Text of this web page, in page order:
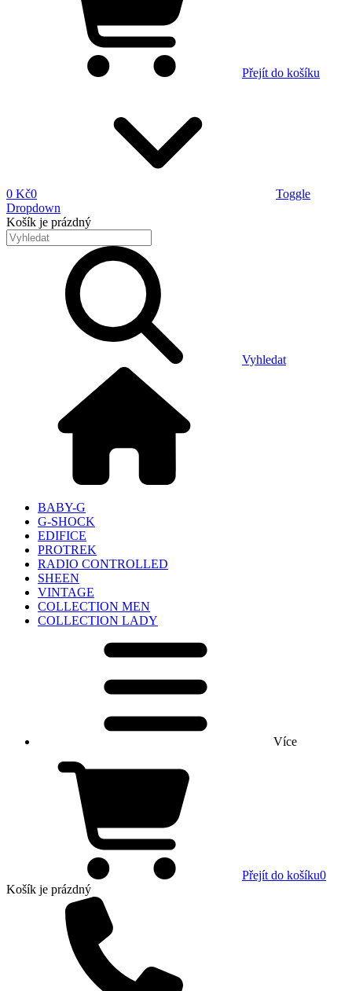
Přejít do košíku
0 Kč0
Toggle
Dropdown
Košík je prázdný
Vyhledat
BABY-G
G-SHOCK
EDIFICE
PROTREK
RADIO CONTROLLED
SHEEN
VINTAGE
COLLECTION MEN
COLLECTION LADY
Více
Přejít do košíku0
Košík je prázdný